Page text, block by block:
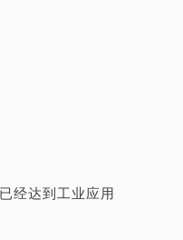
经达到工业应用